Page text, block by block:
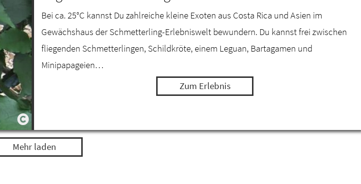
Bei ca. 25°C kannst Du zahlreiche kleine Exoten aus Costa Rica und Asien im
Gewächshaus der Schmetterling-Erlebniswelt bewundern. Du kannst frei zwischen
fliegenden Schmetterlingen, Schildkröte, einem Leguan, Bartagamen und
Minipapageien…
Zum Erlebnis
Mehr laden